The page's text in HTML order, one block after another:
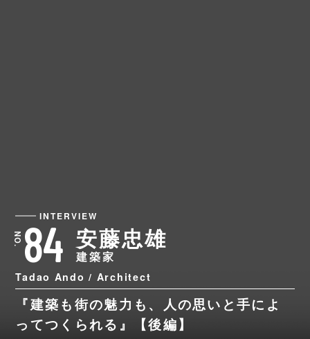
INTERVIEW
84 安藤忠雄
建築家
Tadao Ando / Architect
『建築も街の魅力も、人の思いと手によ
ってつくられる』【後編】